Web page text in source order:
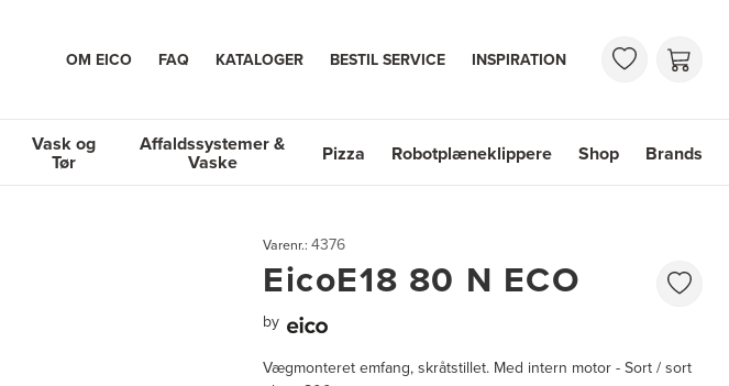
OM EICO FAQ KATALOGER BESTIL SERVICE INSPIRATION
Vask og
Tør
Affaldssystemer &
Vaske Pizza Robotplæneklippere Shop Brands
Varenr.: 4376
EicoE18 80 N ECO
by
Vægmonteret emfang, skråtstillet. Med intern motor - Sort / sort